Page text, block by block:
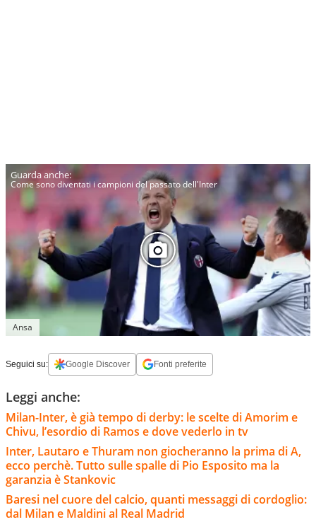
Come sono diventati i campioni del passato dell'Inter
Ansa
Seguici su: Google Discover Fonti preferite
Leggi anche:
Milan-Inter, è già tempo di derby: le scelte di Amorim e
Chivu, l’esordio di Ramos e dove vederlo in tv
Inter, Lautaro e Thuram non giocheranno la prima di A,
ecco perchè. Tutto sulle spalle di Pio Esposito ma la
garanzia è Stankovic
Baresi nel cuore del calcio, quanti messaggi di cordoglio:
dal Milan e Maldini al Real Madrid